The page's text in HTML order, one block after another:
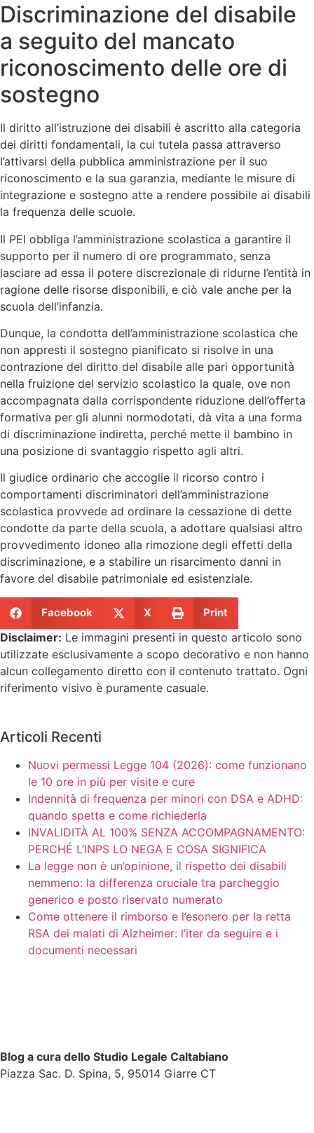
Discriminazione del disabile
a seguito del mancato
riconoscimento delle ore di
sostegno
Il diritto all’istruzione dei disabili è ascritto alla categoria
dei diritti fondamentali, la cui tutela passa attraverso
l’attivarsi della pubblica amministrazione per il suo
riconoscimento e la sua garanzia, mediante le misure di
integrazione e sostegno atte a rendere possibile ai disabili
la frequenza delle scuole.
Il PEI obbliga l’amministrazione scolastica a garantire il
supporto per il numero di ore programmato, senza
lasciare ad essa il potere discrezionale di ridurne l’entità in
ragione delle risorse disponibili, e ciò vale anche per la
scuola dell’infanzia.
Dunque, la condotta dell’amministrazione scolastica che
non appresti il sostegno pianificato si risolve in una
contrazione del diritto del disabile alle pari opportunità
nella fruizione del servizio scolastico la quale, ove non
accompagnata dalla corrispondente riduzione dell’offerta
formativa per gli alunni normodotati, dà vita a una forma
di discriminazione indiretta, perché mette il bambino in
una posizione di svantaggio rispetto agli altri.
Il giudice ordinario che accoglie il ricorso contro i
comportamenti discriminatori dell’amministrazione
scolastica provvede ad ordinare la cessazione di dette
condotte da parte della scuola, a adottare qualsiasi altro
provvedimento idoneo alla rimozione degli effetti della
discriminazione, e a stabilire un risarcimento danni in
favore del disabile patrimoniale ed esistenziale.
Facebook X Print
Disclaimer: Le immagini presenti in questo articolo sono
utilizzate esclusivamente a scopo decorativo e non hanno
alcun collegamento diretto con il contenuto trattato. Ogni
riferimento visivo è puramente casuale.
Articoli Recenti
Nuovi permessi Legge 104 (2026): come funzionano
le 10 ore in più per visite e cure
Indennità di frequenza per minori con DSA e ADHD:
quando spetta e come richiederla
INVALIDITÀ AL 100% SENZA ACCOMPAGNAMENTO:
PERCHÉ L’INPS LO NEGA E COSA SIGNIFICA
La legge non è un’opinione, il rispetto dei disabili
nemmeno: la differenza cruciale tra parcheggio
generico e posto riservato numerato
Come ottenere il rimborso e l’esonero per la retta
RSA dei malati di Alzheimer: l’iter da seguire e i
documenti necessari
Blog a cura dello Studio Legale Caltabiano
Piazza Sac. D. Spina, 5, 95014 Giarre CT